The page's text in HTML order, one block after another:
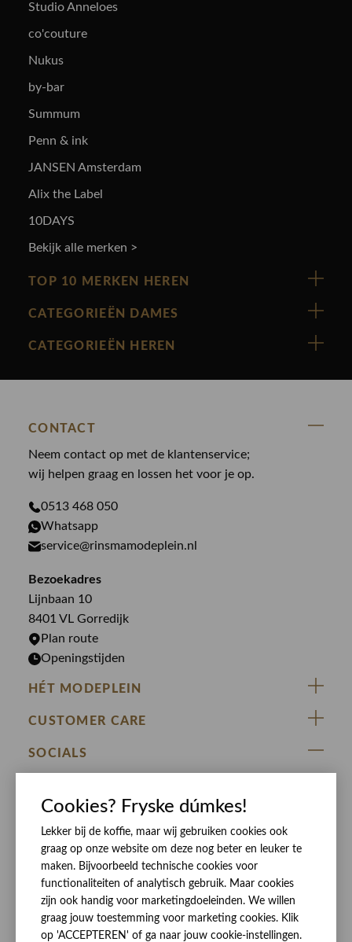
Studio Anneloes
co'couture
Nukus
by-bar
Summum
Penn & ink
JANSEN Amsterdam
Alix the Label
10DAYS
Bekijk alle merken >
TOP 10 MERKEN HEREN
Vanguard
Cast Iron
Paul en Shark
Genti
PME Legend
Butcher of Blue
Bekijk alle merken >
CATEGORIEËN DAMES
Nieuw binnen
Blouses
Broeken
Gilets
Jassen
Jeans
Jurken
Rokken
CATEGORIEËN HEREN
Broeken
Colberts
Giftcards
Jassen
Overhemden
T-shirts
CONTACT
Neem contact op met de klantenservice;
wij helpen graag en lossen het voor je op.
0513 468 050
Whatsapp
service@rinsmamodeplein.nl
Bezoekadres
Lijnbaan 10
8401 VL Gorredijk
Plan route
Openingstijden
HÉT MODEPLEIN
ZIJ VAN RINSMA
DE HEEREN VAN RINSMA
RINSMA.CONCEPTS
Eten en drinken
Openingstijden
Werken bij RINSMA
CUSTOMER CARE
Veelgestelde vragen
Betaalmethoden
Bezorgen
Contact
Reviews
SOCIALS
Cookies? Fryske dúmkes!
Lekker bij de koffie, maar wij gebruiken cookies ook
graag op onze website om deze nog beter en leuker te
maken. Bijvoorbeeld technische cookies voor
functionaliteiten of analytisch gebruik. Maar cookies
zijn ook handig voor marketingdoeleinden. We willen
graag jouw toestemming voor marketing cookies. Klik
op 'ACCEPTEREN' of ga naar jouw cookie-instellingen.